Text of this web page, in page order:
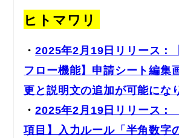
ヒトマワリ
・2025年2月19日リリース：
フロー機能】申請シート編集
更と説明文の追加が可能にな
・2025年2月19日リリース：
項目】入力ルール「半角数字